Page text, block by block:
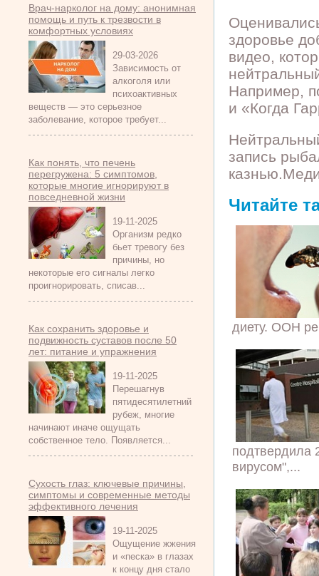
Врач-нарколог на дому: анонимная
помощь и путь к трезвости в
комфортных условиях
29-03-2026
Зависимость от
алкоголя или
психоактивных
веществ — это серьезное
заболевание, которое требует...
Как понять, что печень
перегружена: 5 симптомов,
которые многие игнорируют в
повседневной жизни
19-11-2025
Организм редко
бьет тревогу без
причины, но
некоторые его сигналы легко
проигнорировать, списав...
Как сохранить здоровье и
подвижность суставов после 50
лет: питание и упражнения
19-11-2025
Перешагнув
пятидесятилетний
рубеж, многие
начинают иначе ощущать
собственное тело. Появляется...
Сухость глаз: ключевые причины,
симптомы и современные методы
эффективного лечения
19-11-2025
Ощущение жжения
и «песка» в глазах
к концу дня стало
здоровье
видео,
Например,
и «Когда
запись
Читайте
диету. ООН
подтвердила
вирусом",...